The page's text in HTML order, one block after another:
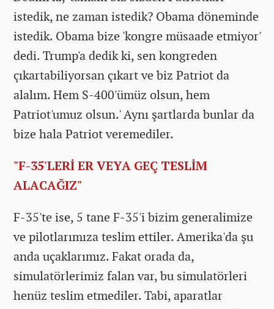
istedik, ne zaman istedik? Obama döneminde
istedik. Obama bize 'kongre müsaade etmiyor'
dedi. Trump'a dedik ki, sen kongreden
çıkartabiliyorsan çıkart ve biz Patriot da
alalım. Hem S-400'ümüz olsun, hem
Patriot'umuz olsun.' Aynı şartlarda bunlar da
bize hala Patriot veremediler.
"F-35'LERİ ER VEYA GEÇ TESLİM
ALACAĞIZ"
F-35'te ise, 5 tane F-35'i bizim generalimize
ve pilotlarımıza teslim ettiler. Amerika'da şu
anda uçaklarımız. Fakat orada da,
simulatörlerimiz falan var, bu simulatörleri
henüz teslim etmediler. Tabi, aparatlar